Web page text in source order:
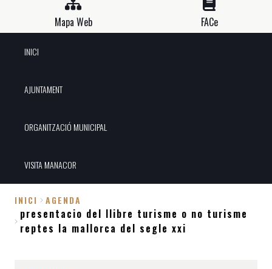
Mapa Web FACe
INICI
AJUNTAMENT
ORGANITZACIÓ MUNICIPAL
VISITA MANACOR
Fil
d'Ariadna
INICI AGENDA
presentacio del llibre turisme o no turisme
reptes la mallorca del segle xxi